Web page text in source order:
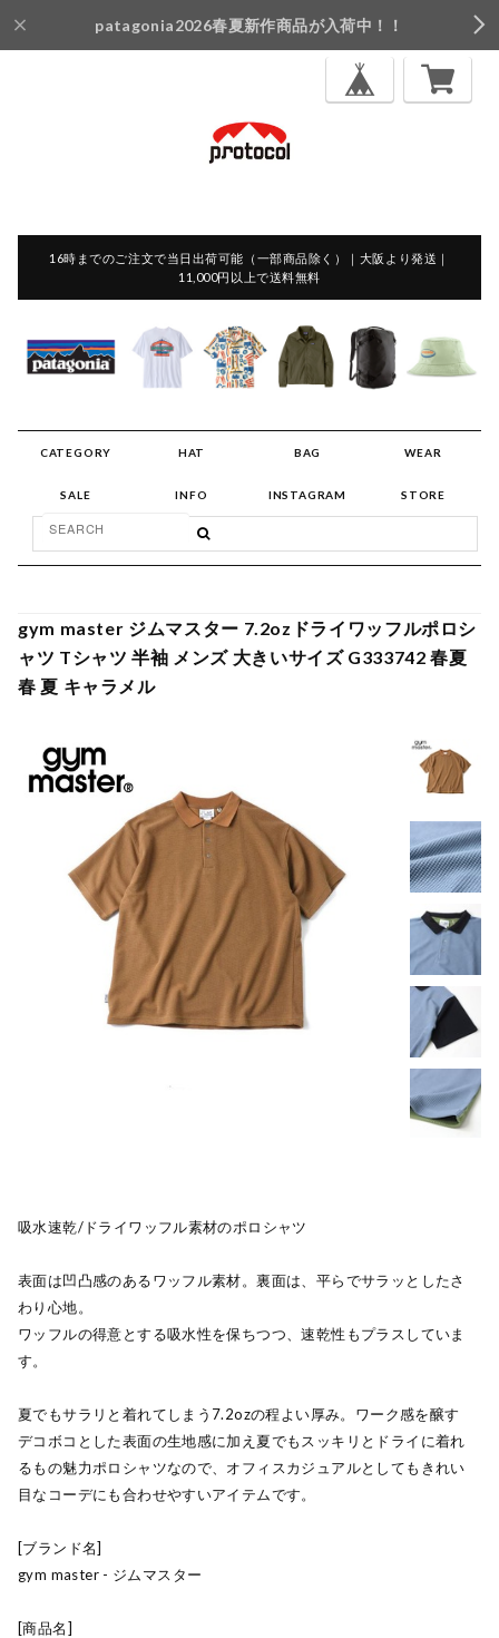
patagonia2026春夏新作商品が入荷中！！
16時までのご注文で当日出荷可能（一部商品除く）｜大阪より発送｜
11,000円以上で送料無料
CATEGORY HAT BAG WEAR
SALE INFO INSTAGRAM STORE
gym master ジムマスター 7.2ozドライワッフルポロシ
ャツ Tシャツ 半袖 メンズ 大きいサイズ G333742 春夏
春 夏 キャラメル
吸水速乾/ドライワッフル素材のポロシャツ
表面は凹凸感のあるワッフル素材。裏面は、平らでサラッとしたさ
わり心地。
ワッフルの得意とする吸水性を保ちつつ、速乾性もプラスしていま
す。
夏でもサラリと着れてしまう7.2ozの程よい厚み。ワーク感を醸す
デコボコとした表面の生地感に加え夏でもスッキリとドライに着れ
るもの魅力ポロシャツなので、オフィスカジュアルとしてもきれい
目なコーデにも合わせやすいアイテムです。
[ブランド名]
gym master - ジムマスター
[商品名]